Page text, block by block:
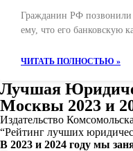
Гражданин РФ позвонили
ему, что его банковскую
ЧИТАТЬ ПОЛНОСТЬЮ »
Лучшая
Москвы 2023 и
Издательство
“Рейтинг лучших
В 2023 и 2024 году мы